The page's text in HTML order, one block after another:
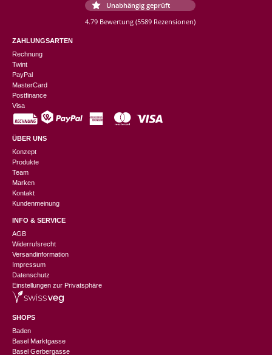
Unabhängig geprüft
4.79 Bewertung (5589 Rezensionen)
ZAHLUNGSARTEN
Rechnung
Twint
PayPal
MasterCard
Postfinance
Visa
ÜBER UNS
Konzept
Produkte
Team
Marken
Kontakt
Kundenmeinung
INFO & SERVICE
AGB
Widerrufsrecht
Versandinformation
Impressum
Datenschutz
Einstellungen zur Privatsphäre
SHOPS
Baden
Basel Marktgasse
Basel Gerbergasse